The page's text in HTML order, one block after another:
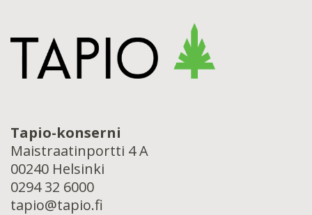
Tapio-konserni
Maistraatinportti 4 A
00240 Helsinki
0294 32 6000
tapio@tapio.fi